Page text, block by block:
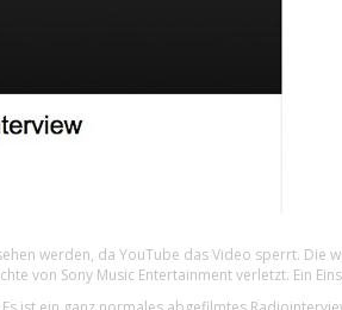
werden, da YouTube das Video sperrt. Die
von Sony Music Entertainment verletzt. Ein